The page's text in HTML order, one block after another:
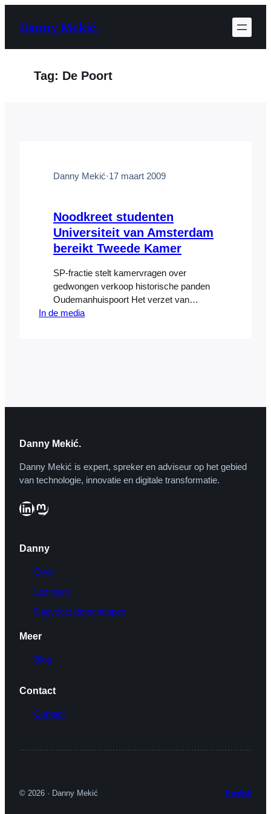
naarDanny Mekić.
Tag: De Poort
Danny Mekić·17 maart 2009
Noodkreet studenten
Universiteit van Amsterdam
bereikt Tweede Kamer
SP-fractie stelt kamervragen over
gedwongen verkoop historische panden
Oudemanhuispoort Het verzet van
studenten en hoogleraren tegen de
het College van…
In de media
Danny Mekić.
Danny Mekić is expert, spreker en adviseur op het gebied
van technologie, innovatie en digitale transformatie.
LinkedIn Mastodon
Danny
Over
Lezingen
Dagvoorzitterschappen
Meer
Blog
Contact
Contact
© 2026 · Danny Mekić English